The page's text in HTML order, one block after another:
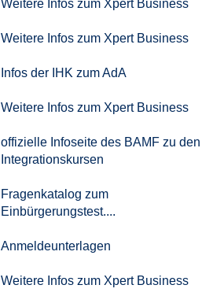
Weitere Infos zum Xpert Business
Weitere Infos zum Xpert Business
Infos der IHK zum AdA
Weitere Infos zum Xpert Business
offizielle Infoseite des BAMF zu den
Integrationskursen
Fragenkatalog zum
Einbürgerungstest....
Anmeldeunterlagen
Weitere Infos zum Xpert Business